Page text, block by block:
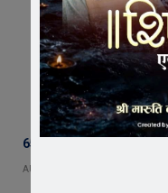
65 हजार रुपए भाड़ा न देने का
AUGUST 5, 2026